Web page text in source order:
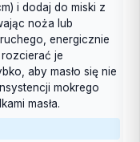
i dodaj do miski z
noża lub
energicznie
rozcierać je
aby masło się nie
mokrego
masła.